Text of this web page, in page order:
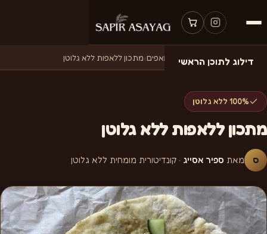
דילוג לתוכן הראשי
דף הבית›מתכונים ›מתכונים למאפים›מתכון ללאפות ללא גלוטן
100% ללא גלוטן
מתכון ללאפות ללא גלוטן
ס מאת ספיר אסייג · קונדיטורית מומחית ללא גלוטן